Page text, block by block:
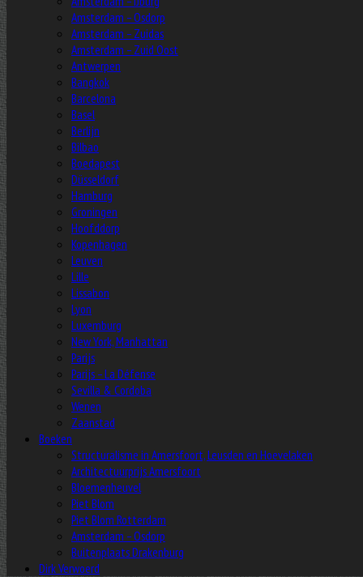
Amsterdam – Osdorp
Amsterdam – Zuidas
Amsterdam – Zuid Oost
Antwerpen
Bangkok
Barcelona
Basel
Berlijn
Bilbao
Boedapest
Düsseldorf
Hamburg
Groningen
Hoofddorp
Kopenhagen
Leuven
Lille
Lissabon
Lyon
Luxemburg
New York, Manhattan
Parijs
Parijs – La Défense
Sevilla & Cordoba
Wenen
Zaanstad
Boeken
Structuralisme in Amersfoort, Leusden en Hoevelaken
Architectuurprijs Amersfoort
Bloemenheuvel
Piet Blom
Piet Blom Rotterdam
Amsterdam – Osdorp
Buitenplaats Drakenburg
Dirk Verwoerd